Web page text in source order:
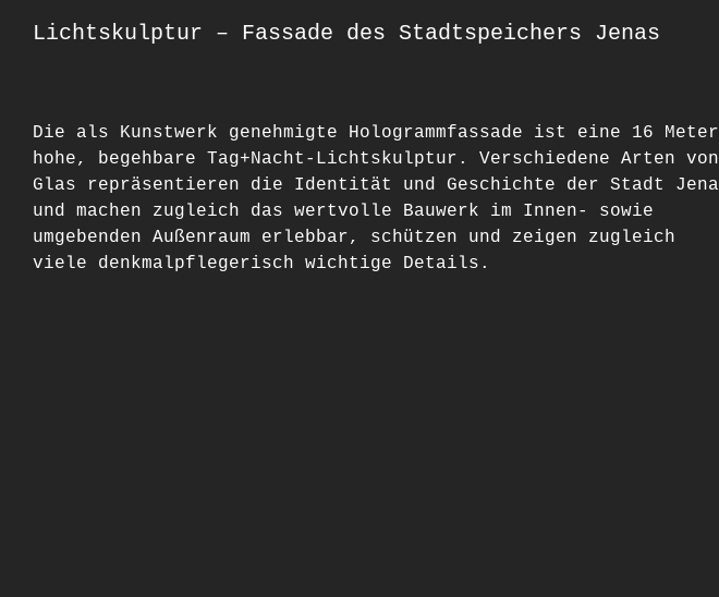
Lichtskulptur – Fassade des Stadtspeichers Jenas
Die als Kunstwerk genehmigte Hologrammfassade ist eine 16 Meter
hohe, begehbare Tag+Nacht-Lichtskulptur. Verschiedene Arten von
Glas repräsentieren die Identität und Geschichte der Stadt Jena
und machen zugleich das wertvolle Bauwerk im Innen- sowie
umgebenden Außenraum erlebbar, schützen und zeigen zugleich
viele denkmalpflegerisch wichtige Details.